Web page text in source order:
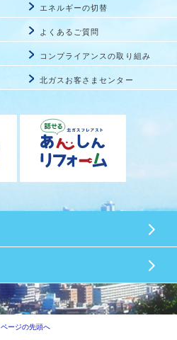
エネルギーの切替
よくあるご質問
コンプライアンスの取り組み
北ガスお客さまセンター
ページの先頭へ